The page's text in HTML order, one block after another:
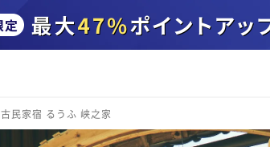
古民家宿 るうふ 峡之家